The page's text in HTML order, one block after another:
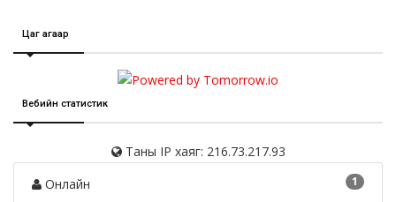
Цаг агаар
Вебийн статистик
Таны IP хаяг: 216.73.217.93
1
Онлайн